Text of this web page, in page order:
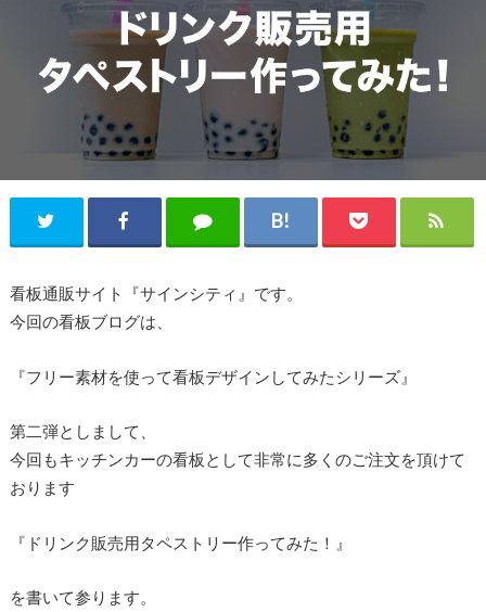
看板通販サイト『サインシティ』です。
今回の看板ブログは、
『フリー素材を使って看板デザインしてみたシリーズ』
第二弾としまして、
今回もキッチンカーの看板として非常に多くのご注文を頂けて
おります
『ドリンク販売用タペストリー作ってみた！』
を書いて参ります。